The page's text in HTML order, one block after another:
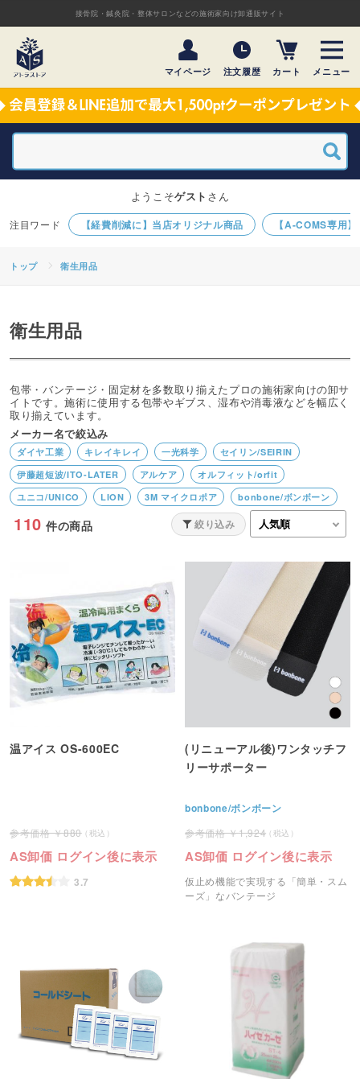
接骨院・鍼灸院・整体サロンなどの施術家向け卸通販サイト
マイページ 注文履歴 カート メニュー
【経費削減に】当店オリジナル商品 【A-COMS専用
ようこそゲスト さん
トップ 衛生用品
衛生用品
包帯・バンテージ・固定材を多数取り揃えたプロの施術家向けの卸サ
イトです。施術に使用する包帯やギブス、湿布や消毒液などを幅広く
取り揃えています。
メーカー名で絞込み
ダイヤ工業 キレイキレイ 一光科学
セイリン/SEIRIN
伊藤超短波/ITO-LATER
アルケア
オルフィット/orfit
ユニコ/UNICO
LION 3M マイクロポア
bonbone/ボンボーン
BEAUTY GARAGE
Finoa／フィノア
3M／スリーエム
兼一薬品
アトラストア
110 件の商品 絞り込み
温アイス OS-600EC
880
AS卸価 ログイン後に表示
3.7
(リニューアル後)ワンタッチフ
リーサポーター
bonbone/ボンボーン
1,924
AS卸価 ログイン後に表示
仮止め機能で実現する「簡単・スム
ーズ」なバンテージ